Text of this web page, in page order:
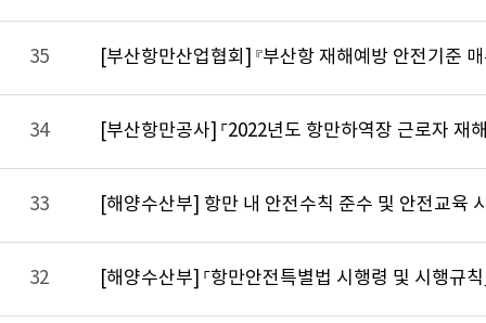
35 [부산항만산업협회] 『부산항 재해예방 안전기준
34 [부산항만공사] 「2022년도 항만하역장 근로자 재
33 [해양수산부] 항만 내 안전수칙 준수 및 안전교육
32 [해양수산부] 「항만안전특별법 시행령 및 시행규